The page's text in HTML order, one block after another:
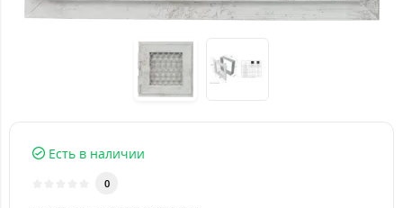
Есть в наличии
0